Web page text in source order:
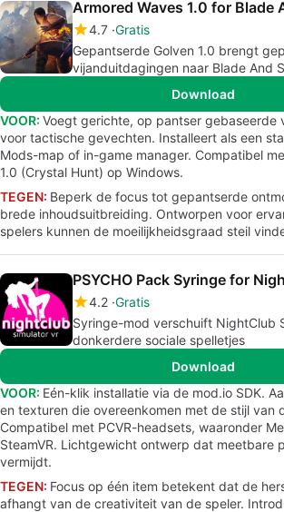
Armored Waves 1.0 for Blade
4.7 Gratis
Gepantserde Golven 1.0 brengt
vijanduitdagingen naar Blade And
Download
VOOR: Voegt gerichte, op pantser gebaseerde
voor tactische gevechten. Installeert als een
Mods-map of in-game manager. Compatibel
1.0 (Crystal Hunt) op Windows.
TEGEN: Beperk de focus tot gepantserde
brede inhoudsuitbreiding. Ontworpen voor
spelers kunnen de moeilijkheidsgraad steil
PSYCHO Pack Syringe for
4.2 Gratis
Syringe-mod verschuift NightClub
donkerdere sociale spelletjes
Download
VOOR: Eén-klik installatie via de mod.io SDK.
en texturen die overeenkomen met de stijl van
Compatibel met PCVR-headsets, waaronder
SteamVR. Lichtgewicht ontwerp dat meetbare
vermijdt.
TEGEN: Focus op één item betekent dat de
afhangt van de creativiteit van de speler.